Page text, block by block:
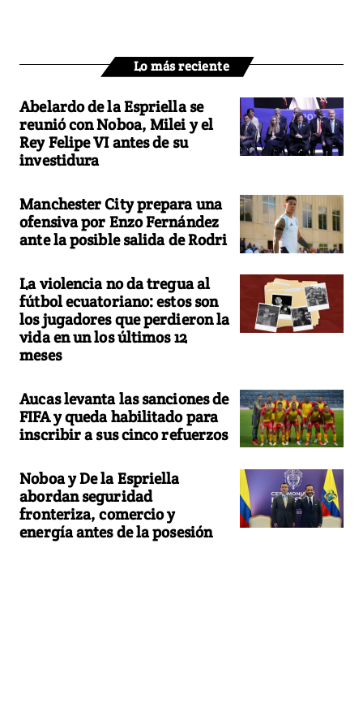
Lo más reciente
Abelardo de la Espriella se
reunió con Noboa, Milei y el
Rey Felipe VI antes de su
investidura
Manchester City prepara una
ofensiva por Enzo Fernández
ante la posible salida de Rodri
La violencia no da tregua al
fútbol ecuatoriano: estos son
los jugadores que perdieron la
vida en un los últimos 12
meses
Aucas levanta las sanciones de
FIFA y queda habilitado para
inscribir a sus cinco refuerzos
Noboa y De la Espriella
abordan seguridad
fronteriza, comercio y
energía antes de la posesión